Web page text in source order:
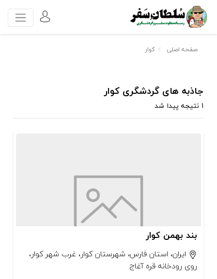
صفحه اصلی کوار
جاذبه های گردشگری کوار
1 نتیجه پیدا شد
بند بهمن کوار
ایران، استان فارس، شهرستان کوار، غرب شهر کوار،
روی رودخانه قره آغاج